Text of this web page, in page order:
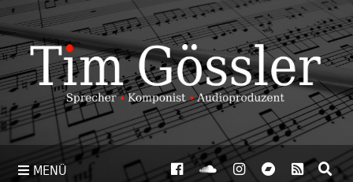
MENÜ